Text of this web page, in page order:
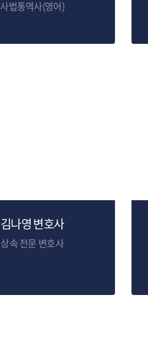
사법통역사(영어)
김나영 변호사
상속 전문 변호사